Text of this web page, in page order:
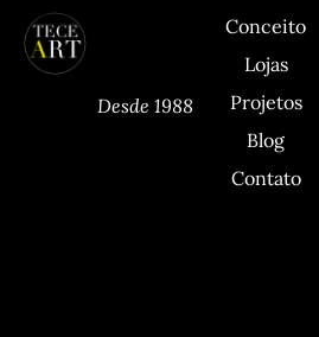
Desde 1988
Conceito
Lojas
Projetos
Blog
Contato